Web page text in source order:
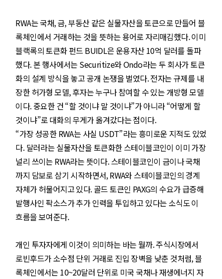
RWA는 국채, 금, 부동산 같은 실물자산을 토큰으로 만들어 블
록체인에서 거래하는 것을 뜻하는 용어로 자리매김했다. 이미
블랙록의 토큰화 펀드 BUIDL은 운용자산 10억 달러를 돌파
했다. 본 행사에서는 Securitize와 Ondo라는 두 회사가 토큰
화의 설계 방식을 놓고 공개 논쟁을 벌였다. 전자는 규제를 내
장한 허가형 모델, 후자는 누구나 참여할 수 있는 개방형 모델
이다. 중요한 건 “할 것이냐 말 것이냐”가 아니라 “어떻게 할
것이냐”로 대화의 무게가 옮겨갔다는 점이다.
“가장 성공한 RWA는 사실 USDT”라는 흥미로운 지적도 있었
다. 달러라는 실물자산을 토큰화한 스테이블코인이 이미 가장
널리 쓰이는 RWA라는 뜻이다. 스테이블코인이 금이나 국채
까지 담보로 삼기 시작하면서, RWA와 스테이블코인의 경계
자체가 허물어지고 있다. 골드 토큰인 PAXG의 수요가 급증해
발행사인 팍소스가 추가 인력을 투입하고 있다는 소식도 이
흐름을 보여준다.
개인 투자자에게 이것이 의미하는 바는 뭘까. 주식시장에서
로빈후드가 소수점 단위 거래로 진입 장벽을 낮춘 것처럼, 블
록체인에서는 10~20달러 단위로 미국 국채나 재생에너지 자